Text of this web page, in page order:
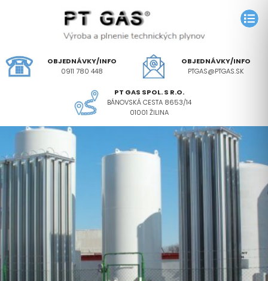
OBJEDNÁVKY/INFO
0911 780 448
OBJEDNÁVKY/INFO
PTGAS@PTGAS.SK
PT GAS SPOL. S R.O.
BÁNOVSKÁ CESTA 8653/14
01001 ŽILINA